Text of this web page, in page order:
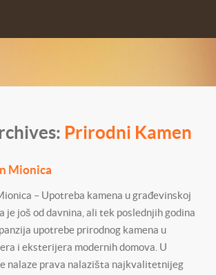
Prirodni Kamen
Mionica
– Upotreba kamena u građevinskoj
je još od davnina, ali tek poslednjih godina
upotrebe prirodnog kamena u
i eksterijera modernih domova. U
nalaze prava nalazišta najkvalitetnijeg